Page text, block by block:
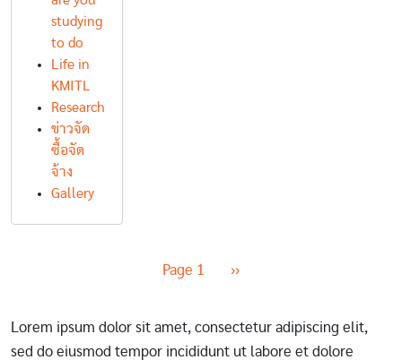
studying
to do
Life in
KMITL
Research
ข่าวจัด
ซื้อจัด
จ้าง
Gallery
Page 1 Next page
››
Lorem ipsum dolor sit amet, consectetur adipiscing elit,
sed do eiusmod tempor incididunt ut labore et dolore